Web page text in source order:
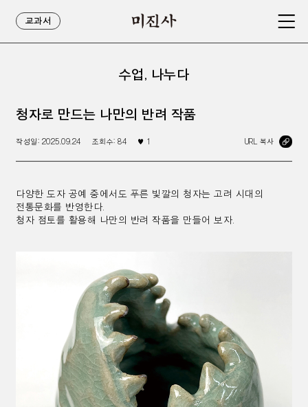
교과서
수업, 나누다
청자로 만드는 나만의 반려 작품
작성일: 2025.09.24 조회수:84 ♥ 1 URL 복사
다양한 도자 공예 중에서도 푸른 빛깔의 청자는 고려 시대의
전통문화를 반영한다.
청자 점토를 활용해 나만의 반려 작품을 만들어 보자.